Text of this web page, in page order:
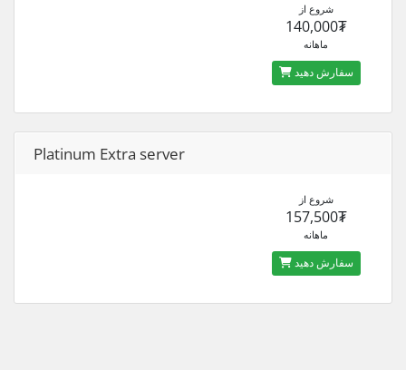
شروع از
140,000₮
ماهانه
سفارش دهید
Platinum Extra server
شروع از
157,500₮
ماهانه
سفارش دهید